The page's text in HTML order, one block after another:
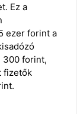
Ez a
ezer forint a
300 forint,
fizetők